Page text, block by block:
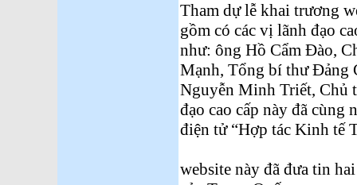
Tham dự lễ khai trương
gồm có các vị lãnh đạo
như: ông Hồ Cẩm Đào,
Mạnh, Tổng bí thư Đảng
Nguyễn Minh Triết, Chủ
đạo cao cấp này đã
điện tử “Hợp tác Kinh tế
website này đã đưa tin